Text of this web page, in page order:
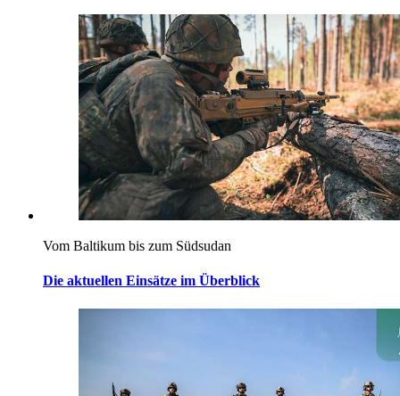
Vom Baltikum bis zum Südsudan
Die aktuellen Einsätze im Überblick